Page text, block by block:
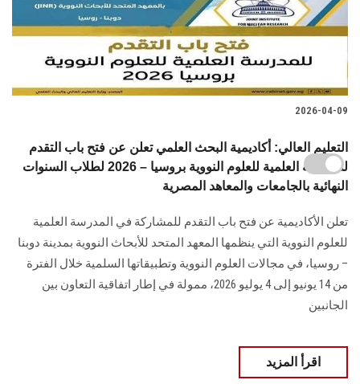
2026-04-09
التعليم العالي: أكاديمية البحث العلمي تعلن عن فتح باب التقدم
للمدرسة العلمية للعلوم النووية بروسيا – 2026 لطلاب السنوات
النهائية بالجامعات والمعاهد المصرية
تعلن الأكاديمية عن فتح باب التقدم للمشاركة في المدرسة العلمية
للعلوم النووية التي ينظمها المعهد المتحد للأبحاث النووية بمدينة دوبنا
– روسيا، في مجالات العلوم النووية وتطبيقاتها السلمية خلال الفترة
من 14 يونيو إلى 4 يوليو 2026، ممولة في إطار اتفاقية التعاون بين
الجانبين
اقرأ المزيد